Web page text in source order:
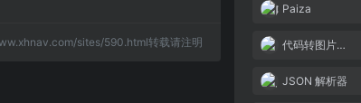
sites/590.html转载请注明
Paiza
代码转图片工具
JSON 解析器